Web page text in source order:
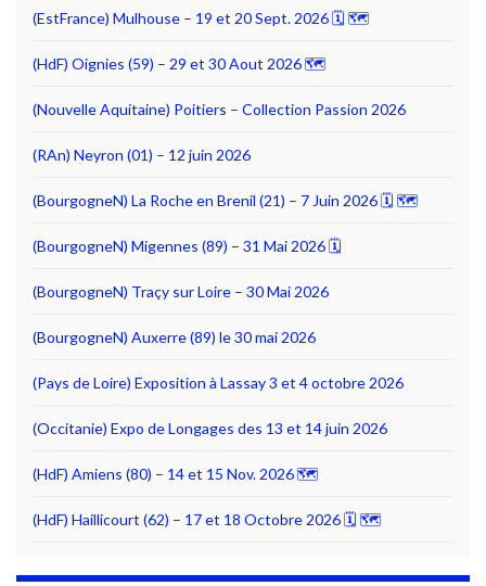
(EstFrance) Mulhouse – 19 et 20 Sept. 2026 🗓 🗺
(HdF) Oignies (59) – 29 et 30 Aout 2026 🗺
(Nouvelle Aquitaine) Poitiers – Collection Passion 2026
(RAn) Neyron (01) – 12 juin 2026
(BourgogneN) La Roche en Brenil (21) – 7 Juin 2026 🗓 🗺
(BourgogneN) Migennes (89) – 31 Mai 2026 🗓
(BourgogneN) Traçy sur Loire – 30 Mai 2026
(BourgogneN) Auxerre (89) le 30 mai 2026
(Pays de Loire) Exposition à Lassay 3 et 4 octobre 2026
(Occitanie) Expo de Longages des 13 et 14 juin 2026
(HdF) Amiens (80) – 14 et 15 Nov. 2026 🗺
(HdF) Haillicourt (62) – 17 et 18 Octobre 2026 🗓 🗺